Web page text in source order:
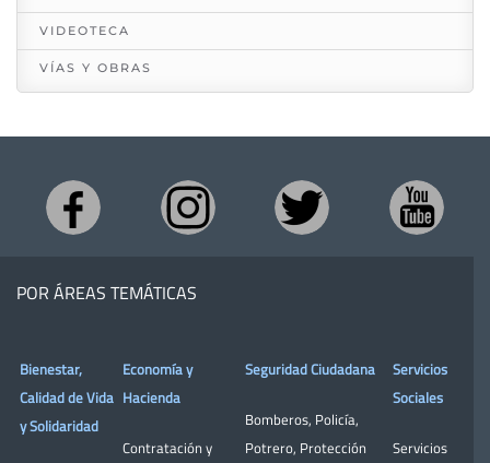
VIDEOTECA
VÍAS Y OBRAS
POR ÁREAS TEMÁTICAS
Bienestar,
Calidad de Vida
y Solidaridad
Economía y
Hacienda
Contratación y
Seguridad Ciudadana
Bomberos, Policía,
Potrero, Protección
Servicios
Sociales
Servicios